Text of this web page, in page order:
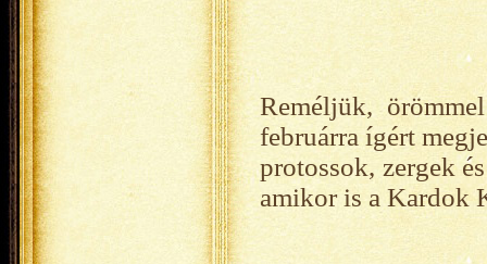
Reméljük,
februárra ígért
protossok, zergek
amikor is a Kardok